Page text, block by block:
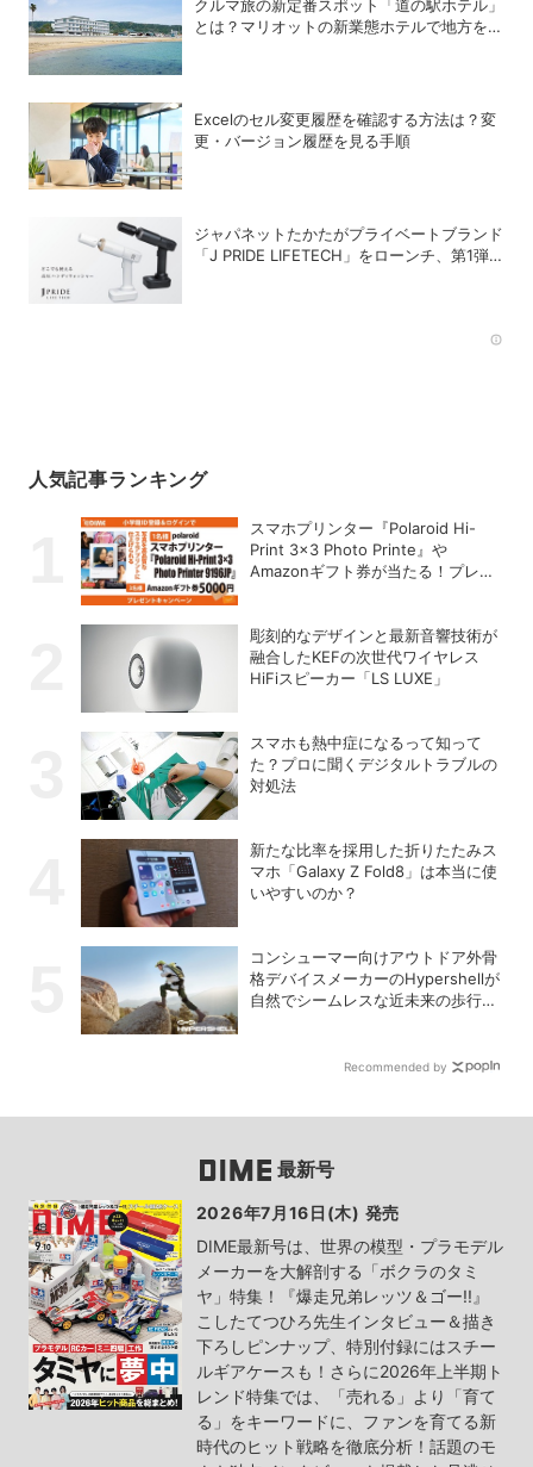
クルマ旅の新定番スポット「道の駅ホテル」
とは？マリオットの新業態ホテルで地方を満
Excelのセル変更履歴を確認する方法は？変
更・バージョン履歴を見る手順
ジャパネットたかたがプライベートブランド
「J PRIDE LIFETECH」をローンチ、第1弾
人気記事ランキング
スマホプリンター『Polaroid Hi-
Print 3×3 Photo Printe』や
Amazonギフト券が当たる！プレゼ
彫刻的なデザインと最新音響技術が
融合したKEFの次世代ワイヤレス
HiFiスピーカー「LS LUXE」
スマホも熱中症になるって知って
た？プロに聞くデジタルトラブルの
対処法
新たな比率を採用した折りたたみス
マホ「Galaxy Z Fold8」は本当に使
いやすいのか？
コンシューマー向けアウトドア外骨
格デバイスメーカーのHypershellが
自然でシームレスな近未来の歩行体
Recommended by
最新号
2026年7月16日(木) 発売
DIME最新号は、世界の模型・プラモデル
メーカーを大解剖する「ボクラのタミ
ヤ」特集！『爆走兄弟レッツ＆ゴー!!』
こしたてつひろ先生インタビュー＆描き
下ろしピンナップ、特別付録にはスチー
ルギアケースも！さらに2026年上半期ト
レンド特集では、「売れる」より「育て
る」をキーワードに、ファンを育てる新
時代のヒット戦略を徹底分析！話題のモ